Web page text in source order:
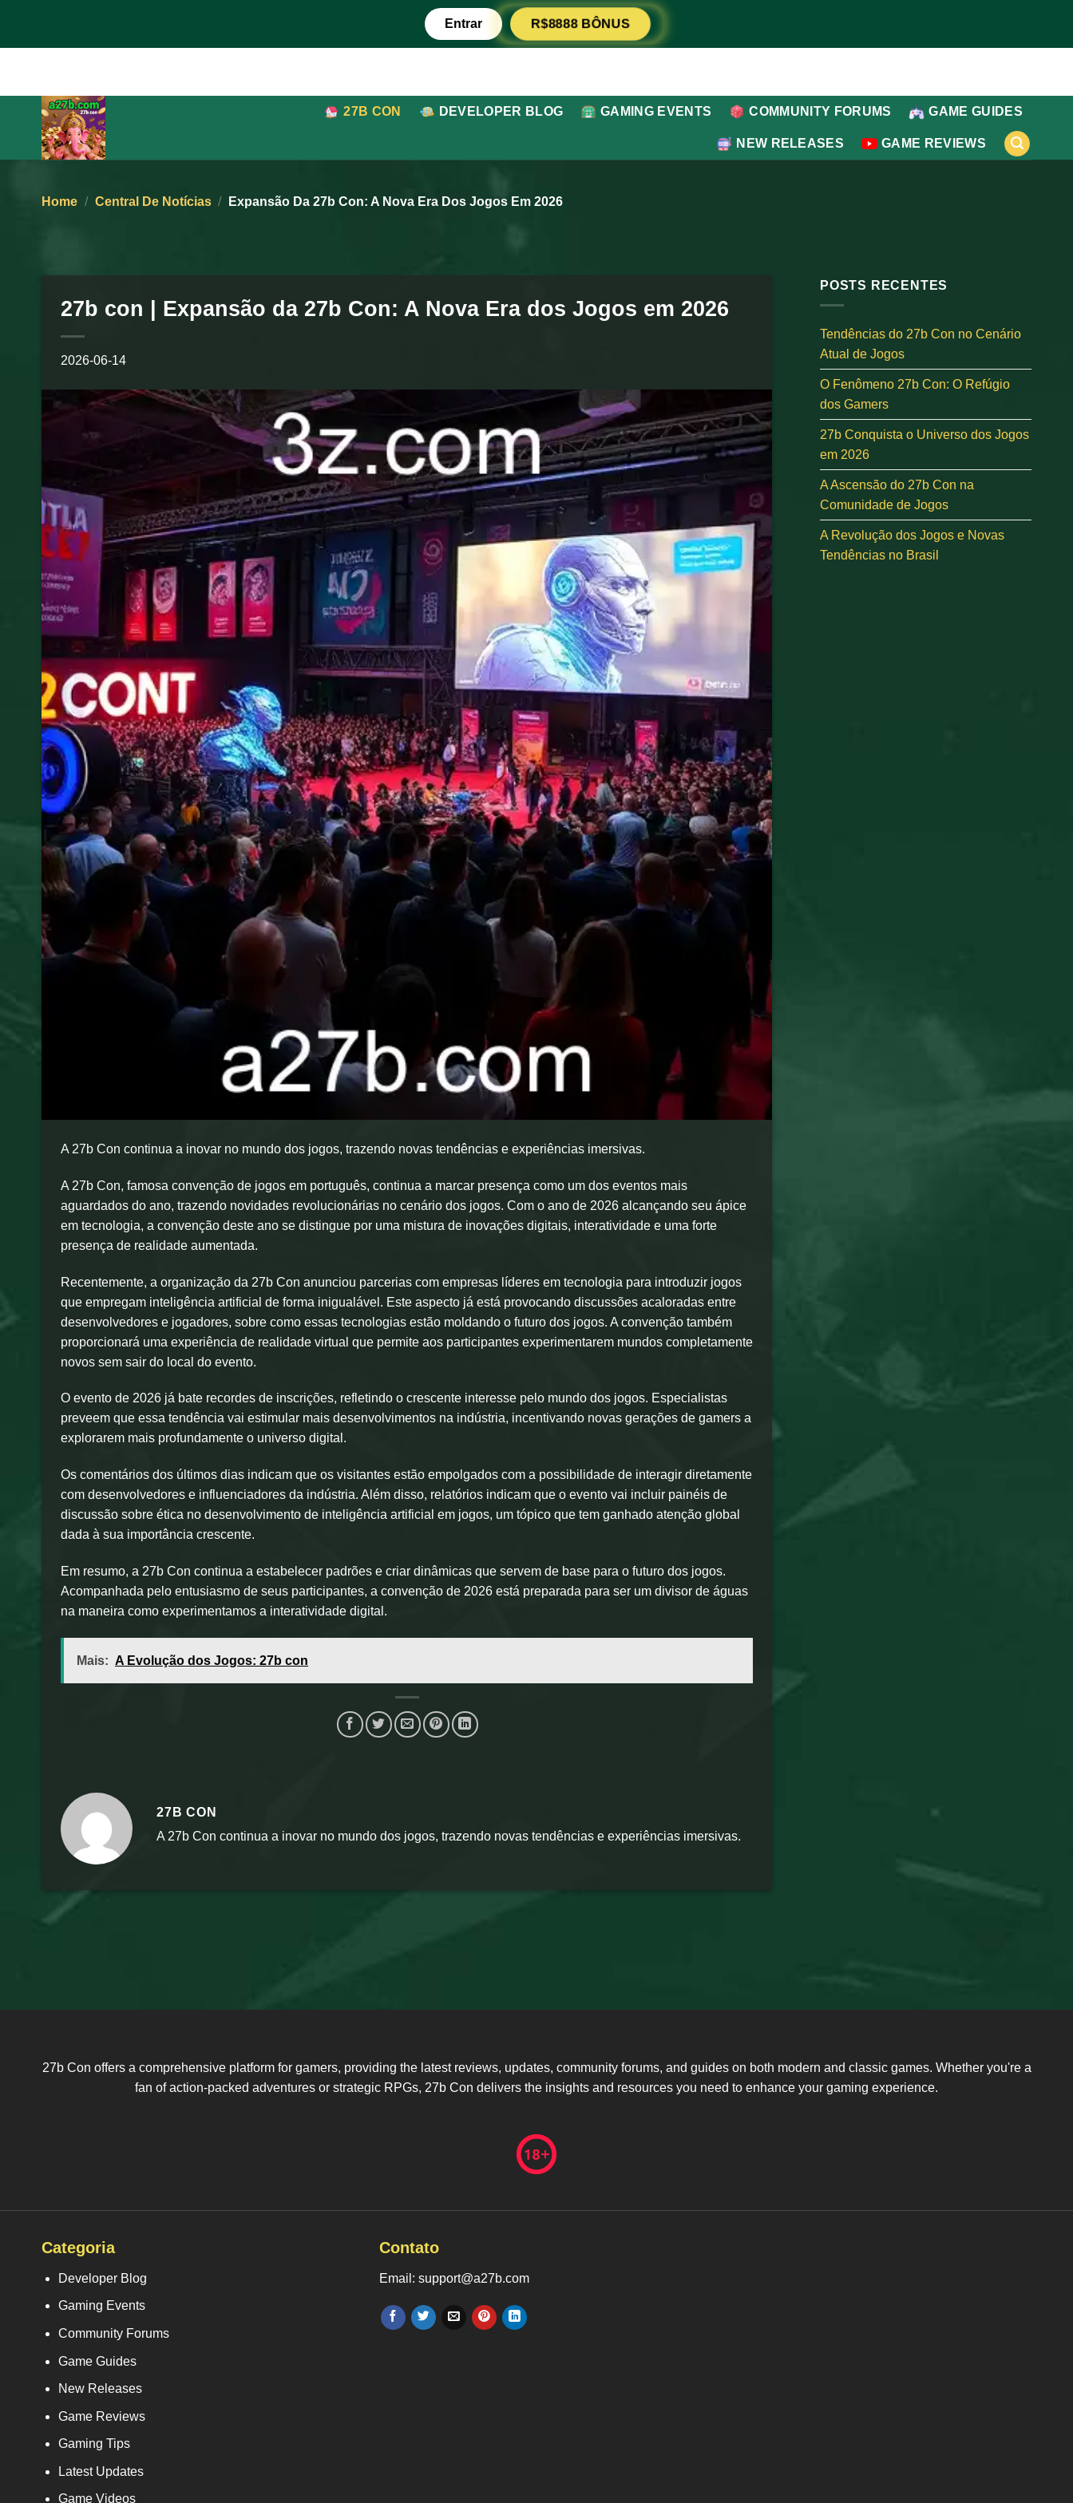
content
Entrar R$8888 BÔNUS
27B CON DEVELOPER BLOG GAMING EVENTS COMMUNITY FORUMS GAME GUIDES
NEW RELEASES GAME REVIEWS
Home / Central De Notícias / Expansão Da 27b Con: A Nova Era Dos Jogos Em 2026
27b con | Expansão da 27b Con: A Nova Era dos Jogos em 2026
2026-06-14
A 27b Con continua a inovar no mundo dos jogos, trazendo novas tendências e experiências imersivas.
A 27b Con, famosa convenção de jogos em português, continua a marcar presença como um dos eventos mais
aguardados do ano, trazendo novidades revolucionárias no cenário dos jogos. Com o ano de 2026 alcançando seu ápice
em tecnologia, a convenção deste ano se distingue por uma mistura de inovações digitais, interatividade e uma forte
presença de realidade aumentada.
Recentemente, a organização da 27b Con anunciou parcerias com empresas líderes em tecnologia para introduzir jogos
que empregam inteligência artificial de forma inigualável. Este aspecto já está provocando discussões acaloradas entre
desenvolvedores e jogadores, sobre como essas tecnologias estão moldando o futuro dos jogos. A convenção também
proporcionará uma experiência de realidade virtual que permite aos participantes experimentarem mundos completamente
novos sem sair do local do evento.
O evento de 2026 já bate recordes de inscrições, refletindo o crescente interesse pelo mundo dos jogos. Especialistas
preveem que essa tendência vai estimular mais desenvolvimentos na indústria, incentivando novas gerações de gamers a
explorarem mais profundamente o universo digital.
Os comentários dos últimos dias indicam que os visitantes estão empolgados com a possibilidade de interagir diretamente
com desenvolvedores e influenciadores da indústria. Além disso, relatórios indicam que o evento vai incluir painéis de
discussão sobre ética no desenvolvimento de inteligência artificial em jogos, um tópico que tem ganhado atenção global
dada à sua importância crescente.
Em resumo, a 27b Con continua a estabelecer padrões e criar dinâmicas que servem de base para o futuro dos jogos.
Acompanhada pelo entusiasmo de seus participantes, a convenção de 2026 está preparada para ser um divisor de águas
na maneira como experimentamos a interatividade digital.
Mais: A Evolução dos Jogos: 27b con
27B CON
A 27b Con continua a inovar no mundo dos jogos, trazendo novas tendências e experiências imersivas.
POSTS RECENTES
Tendências do 27b Con no Cenário
Atual de Jogos
O Fenômeno 27b Con: O Refúgio
dos Gamers
27b Conquista o Universo dos Jogos
em 2026
A Ascensão do 27b Con na
Comunidade de Jogos
A Revolução dos Jogos e Novas
Tendências no Brasil
27b Con offers a comprehensive platform for gamers, providing the latest reviews, updates, community forums, and guides on both modern and classic games. Whether you're a
fan of action-packed adventures or strategic RPGs, 27b Con delivers the insights and resources you need to enhance your gaming experience.
Categoria
Developer Blog
Gaming Events
Community Forums
Game Guides
New Releases
Game Reviews
Gaming Tips
Latest Updates
Game Videos
Contato
Email: support@a27b.com